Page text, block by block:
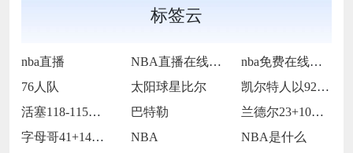
标签云
nba直播 NBA直播在线观看
nba免费在线高清直播
76人队
太阳球星比尔
凯尔特人以92-105不敌雷霆
活塞118-115逆转险胜开拓者
巴特勒
兰德尔23+10爱德华兹19中5 森林狼
字母哥41+14班凯罗复出34+7 雄鹿
NBA NBA是什么